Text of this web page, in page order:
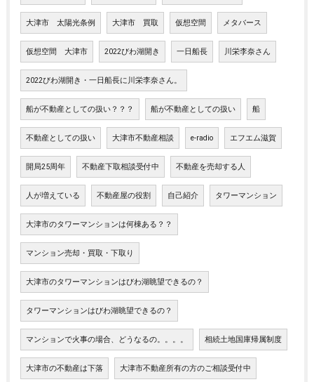
大津市 太陽光条例 大津市 買取 仮想空間 メタバース
仮想空間 大津市 2022びわ湖開き 一日船長 川栄李奈さん
2022びわ湖開き・一日船長に川栄李奈さん。
船が不動産としての扱い？？？ 船が不動産としての扱い 船
不動産としての扱い 大津市不動産相談 e-radio エフエム滋賀
開局25周年 不動産下取相談受付中 不動産を売却する人
人が増えている 不動産屋の役割 自己紹介 タワーマンション
大津市のタワーマンションは何棟ある？？
マンション売却・買取・下取り
大津市のタワーマンションはびわ湖眺望できるの？
タワーマンションはびわ湖眺望できるの？
マンションで火事の場合、どうなるの。。。。 相続土地国庫帰属制度
大津市の不動産は下落 大津市不動産所有の方のご相談受付中